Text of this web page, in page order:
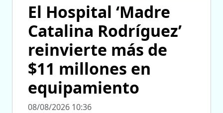
El Hospital ‘Madre
Catalina Rodríguez’
reinvierte más de
$11 millones en
equipamiento
08/08/2026 10:36